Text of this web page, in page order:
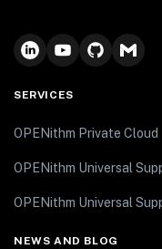
SERVICES
OPENithm Private Cloud
OPENithm Universal
OPENithm Universal
NEWS AND BLOG